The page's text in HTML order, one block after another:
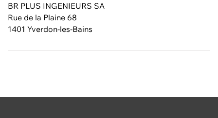
BR PLUS INGENIEURS SA
Rue de la Plaine 68
1401 Yverdon-les-Bains